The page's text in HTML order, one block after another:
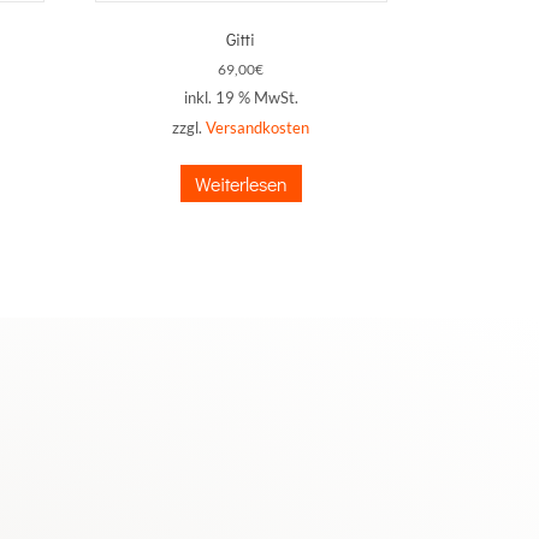
Gitti
69,00€
inkl. 19 % MwSt.
zzgl.Versandkosten
Weiterlesen